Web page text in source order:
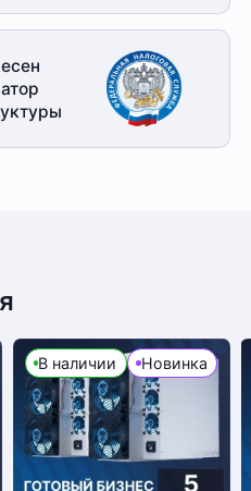
В наличии Новинка